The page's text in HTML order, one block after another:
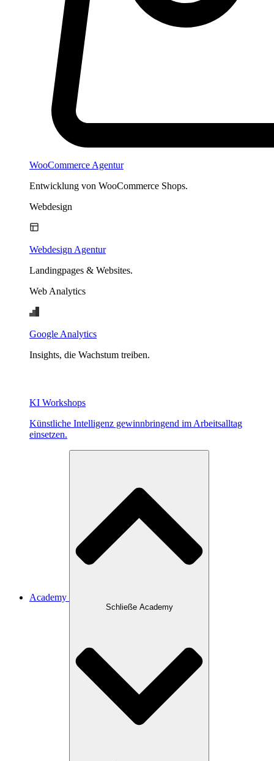
WooCommerce Agentur
Entwicklung von WooCommerce Shops.
Webdesign
Webdesign Agentur
Landingpages & Websites.
Web Analytics
Google Analytics
Insights, die Wachstum treiben.
KI Workshops
Künstliche Intelligenz gewinnbringend im Arbeitsalltag
einsetzen.
Academy
Schließe Academy